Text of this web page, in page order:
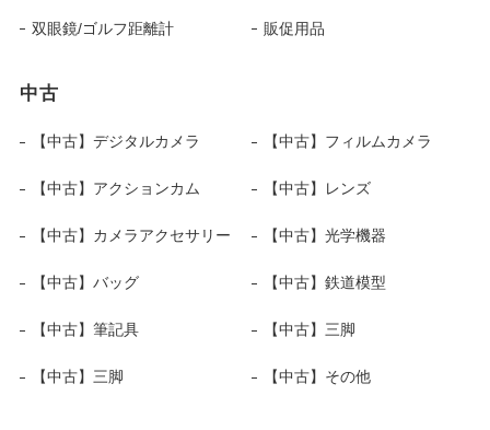
双眼鏡/ゴルフ距離計 販促用品
中古
【中古】デジタルカメラ 【中古】フィルムカメラ
【中古】アクションカム 【中古】レンズ
【中古】カメラアクセサリー 【中古】光学機器
【中古】バッグ 【中古】鉄道模型
【中古】筆記具 【中古】三脚
【中古】三脚 【中古】その他